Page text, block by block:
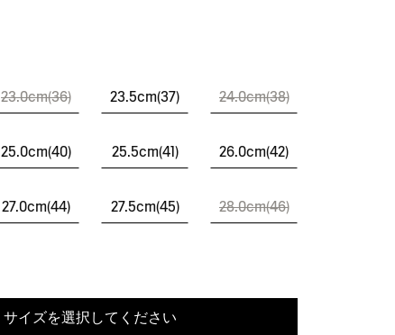
23.0cm(36) 23.5cm(37) 24.0cm(38)
25.0cm(40) 25.5cm(41) 26.0cm(42)
27.0cm(44) 27.5cm(45) 28.0cm(46)
サイズを選択してください